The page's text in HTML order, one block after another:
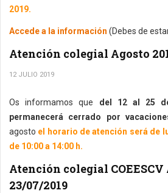
2019.
Accede a la información (Debes de
Atención colegial Agosto
12 JULIO 2019
Os informamos que del 12 al 25
permanecerá cerrado por
agosto el horario de atención será de
de 10:00 a 14:00 h.
Atención colegial
23/07/2019